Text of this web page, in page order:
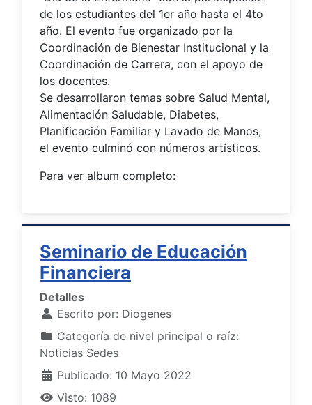
de los estudiantes del 1er año hasta el 4to
año. El evento fue organizado por la
Coordinación de Bienestar Institucional y la
Coordinación de Carrera, con el apoyo de
los docentes.
Se desarrollaron temas sobre Salud Mental,
Alimentación Saludable, Diabetes,
Planificación Familiar y Lavado de Manos,
el evento culminó con números artísticos.
Para ver album completo:
Seminario de Educación
Financiera
Detalles
Escrito por: Diogenes
Categoría de nivel principal o raíz:
Noticias Sedes
Publicado: 10 Mayo 2022
Visto: 1089